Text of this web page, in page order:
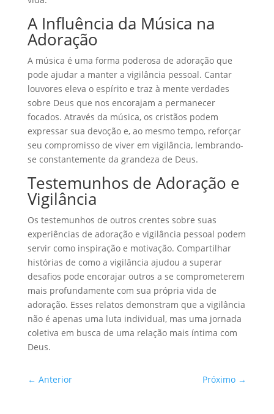
A Influência da Música na
Adoração
A música é uma forma poderosa de adoração que
pode ajudar a manter a vigilância pessoal. Cantar
louvores eleva o espírito e traz à mente verdades
sobre Deus que nos encorajam a permanecer
focados. Através da música, os cristãos podem
expressar sua devoção e, ao mesmo tempo, reforçar
seu compromisso de viver em vigilância, lembrando-
se constantemente da grandeza de Deus.
Testemunhos de Adoração e
Vigilância
Os testemunhos de outros crentes sobre suas
experiências de adoração e vigilância pessoal podem
servir como inspiração e motivação. Compartilhar
histórias de como a vigilância ajudou a superar
desafios pode encorajar outros a se comprometerem
mais profundamente com sua própria vida de
adoração. Esses relatos demonstram que a vigilância
não é apenas uma luta individual, mas uma jornada
coletiva em busca de uma relação mais íntima com
Deus.
← Anterior Próximo →